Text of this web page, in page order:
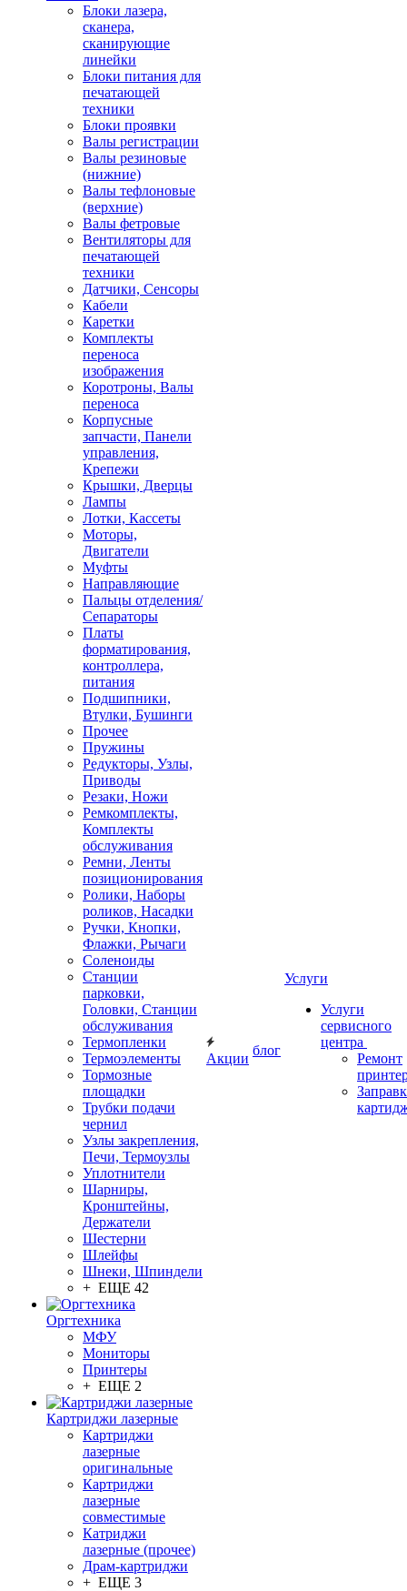
Блоки лазера,
сканера,
сканирующие
линейки
Блоки питания для
печатающей
техники
Блоки проявки
Валы регистрации
Валы резиновые
(нижние)
Валы тефлоновые
(верхние)
Валы фетровые
Вентиляторы для
печатающей
техники
Датчики, Сенсоры
Кабели
Каретки
Комплекты
переноса
изображения
Коротроны, Валы
переноса
Корпусные
запчасти, Панели
управления,
Крепежи
Крышки, Дверцы
Лампы
Лотки, Кассеты
Моторы,
Двигатели
Муфты
Направляющие
Пальцы отделения/
Сепараторы
Платы
форматирования,
контроллера,
питания
Подшипники,
Втулки, Бушинги
Прочее
Пружины
Редукторы, Узлы,
Приводы
Резаки, Ножи
Ремкомплекты,
Комплекты
обслуживания
Ремни, Ленты
позиционирования
Ролики, Наборы
роликов, Насадки
Ручки, Кнопки,
Флажки, Рычаги
Соленоиды
Станции
парковки,
Головки, Станции
обслуживания
Термопленки
Термоэлементы
Тормозные
площадки
Трубки подачи
чернил
Узлы закрепления,
Печи, Термоузлы
Уплотнители
Шарниры,
Кронштейны,
Держатели
Шестерни
Шлейфы
Шнеки, Шпиндели
+ ЕЩЕ 42
Оргтехника
МФУ
Мониторы
Принтеры
+ ЕЩЕ 2
Картриджи лазерные
Картриджи
лазерные
оригинальные
Картриджи
лазерные
совместимые
Катриджи
лазерные (прочее)
Драм-картриджи
+ ЕЩЕ 3
Акции
блог
Услуги
Услуги
сервисного
центра
Ремонт